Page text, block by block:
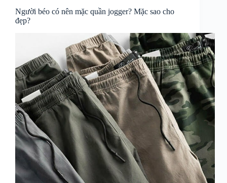
Người béo có nên mặc quần jogger? Mặc sao cho
đẹp?